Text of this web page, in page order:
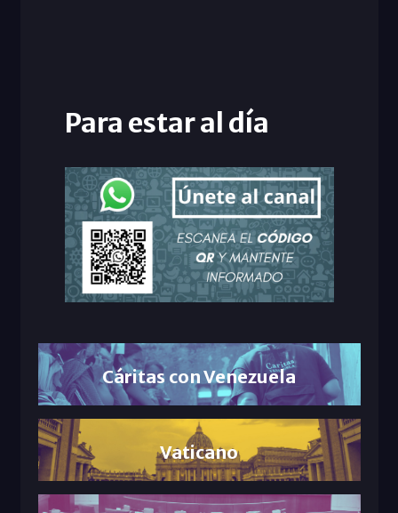
Para estar al día
Cáritas con Venezuela
Vaticano